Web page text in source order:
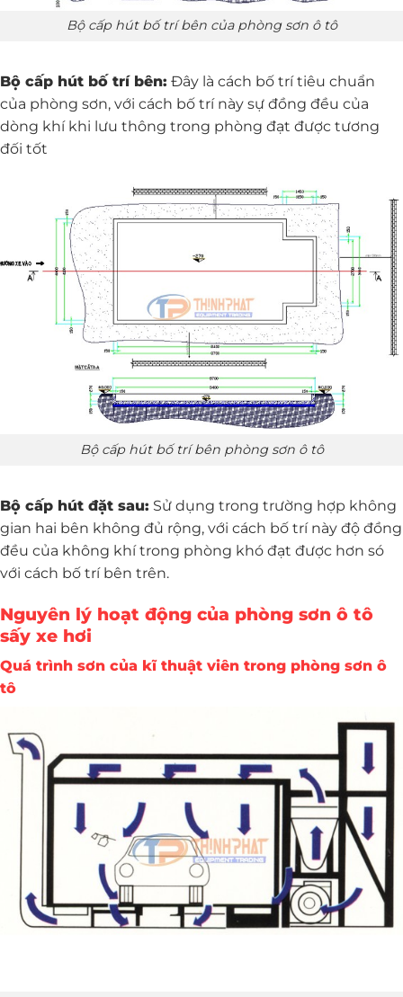
Bộ cấp hút bố trí bên của phòng sơn ô tô
Bộ cấp hút bố trí bên: Đây là cách bố trí tiêu chuẩn
của phòng sơn, với cách bố trí này sự đồng đều của
dòng khí khi lưu thông trong phòng đạt được tương
đối tốt
Bộ cấp hút bố trí bên phòng sơn ô tô
Bộ cấp hút đặt sau: Sử dụng trong trường hợp không
gian hai bên không đủ rộng, với cách bố trí này độ đồng
đều của không khí trong phòng khó đạt được hơn só
với cách bố trí bên trên.
Nguyên lý hoạt động của phòng sơn ô tô
sấy xe hơi
Quá trình sơn của kĩ thuật viên trong phòng sơn ô
tô